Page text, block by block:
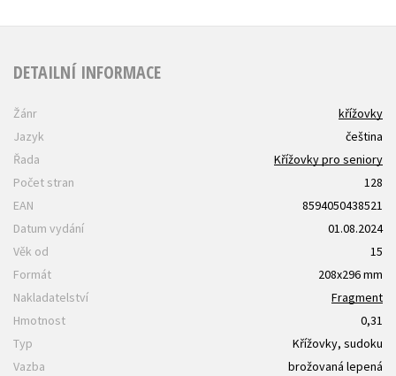
DETAILNÍ INFORMACE
Žánr
křížovky
Jazyk
čeština
Řada
Křížovky pro seniory
Počet stran
128
EAN
8594050438521
Datum vydání
01.08.2024
Věk od
15
Formát
208x296 mm
Nakladatelství
Fragment
Hmotnost
0,31
Typ
Křížovky, sudoku
Vazba
brožovaná lepená